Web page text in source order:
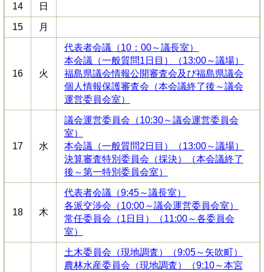
14 日
15 月
16 火
代表者会議（10：00～議長室）
本会議（一般質問1日目）（13:00～議場）
福島県議会情報公開審査会及び福島県議会
個人情報保護審査会（本会議終了後～議会
運営委員会室）
17 水
議会運営委員会（10:30～議会運営委員会
室）
本会議（一般質問2日目）（13:00～議場）
決算審査特別委員会（採決）（本会議終了
後～第一特別委員会室）
18 木
代表者会議（9:45～議長室）
各派交渉会（10:00～議会運営委員会室）
常任委員会（1日目）（11:00～各委員会
室）
土木委員会（現地調査）（9:05～矢吹町）
農林水産委員会（現地調査）（9:10～本宮